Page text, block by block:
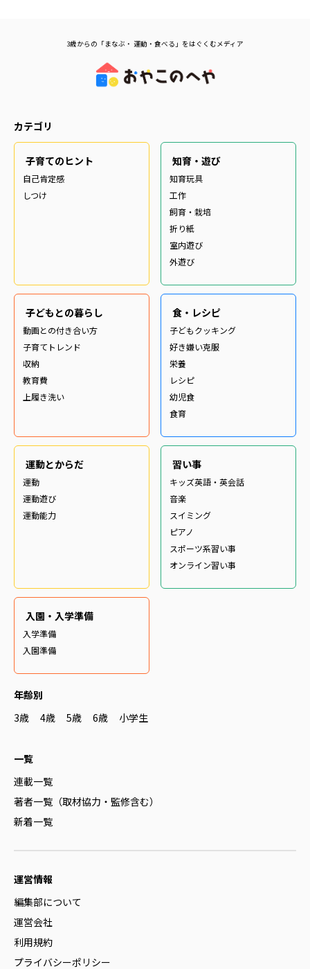
3歳からの「まなぶ・ 運動・食べる」をはぐくむメディア
カテゴリ
子育てのヒント
自己肯定感
しつけ
知育・遊び
知育玩具
工作
飼育・栽培
折り紙
室内遊び
外遊び
子どもとの暮らし
動画との付き合い方
子育てトレンド
収納
教育費
上履き洗い
食・レシピ
子どもクッキング
好き嫌い克服
栄養
レシピ
幼児食
食育
運動とからだ
運動
運動遊び
運動能力
習い事
キッズ英語・英会話
音楽
スイミング
ピアノ
スポーツ系習い事
オンライン習い事
入園・入学準備
入学準備
入園準備
年齢別
3歳
4歳 5歳 6歳 小学生
一覧
連載一覧
著者一覧（取材協力・監修含む）
新着一覧
運営情報
編集部について
運営会社
利用規約
プライバシーポリシー